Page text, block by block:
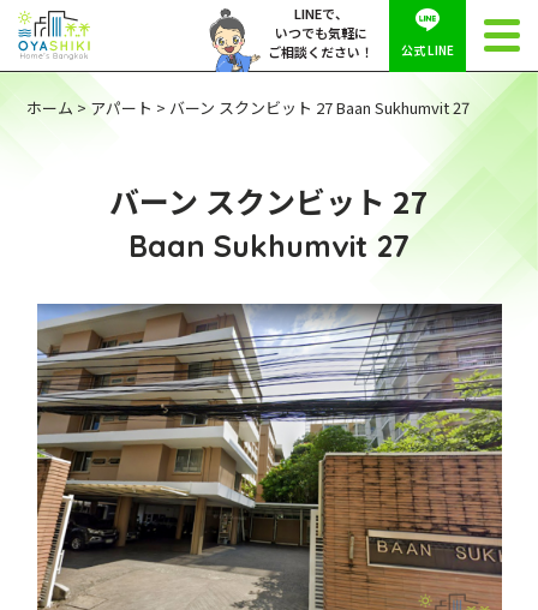
LINEで、
いつでも気軽に
ご相談ください！
公式 LINE
ホーム > アパート > バーン スクンビット 27 Baan Sukhumvit 27
バーン スクンビット 27
Baan Sukhumvit 27